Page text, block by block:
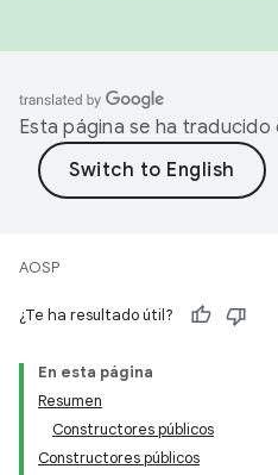
Esta página se ha traducido
AOSP
¿Te ha resultado útil?
En esta página
Resumen
Constructores públicos
Constructores públicos